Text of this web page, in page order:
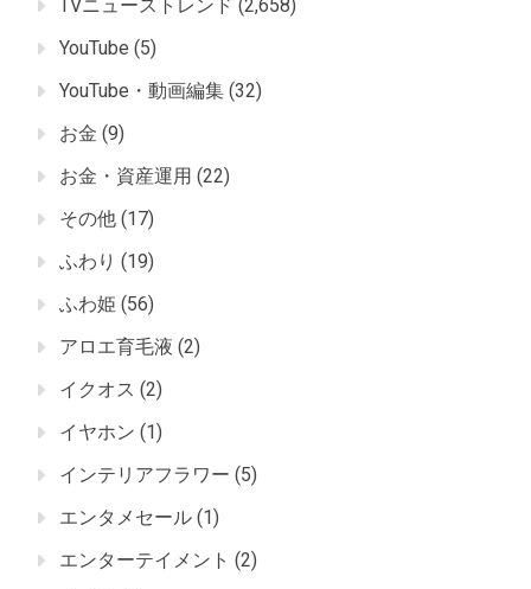
TVニューストレンド (2,658)
YouTube (5)
YouTube・動画編集 (32)
お金 (9)
お金・資産運用 (22)
その他 (17)
ふわり (19)
ふわ姫 (56)
アロエ育毛液 (2)
イクオス (2)
イヤホン (1)
インテリアフラワー (5)
エンタメセール (1)
エンターテイメント (2)